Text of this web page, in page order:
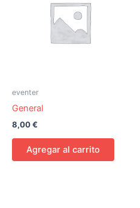
eventer
General
8,00€
Agregar al carrito